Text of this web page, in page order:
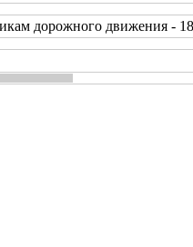
дорожного движения -